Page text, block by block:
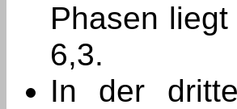
Phasen
6,3.
In der